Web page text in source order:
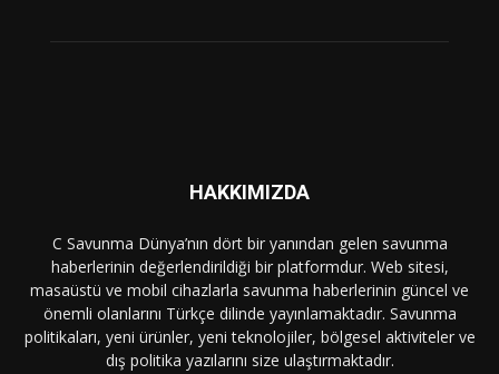
HAKKIMIZDA
C Savunma Dünya’nın dört bir yanından gelen savunma
haberlerinin değerlendirildiği bir platformdur. Web sitesi,
masaüstü ve mobil cihazlarla savunma haberlerinin güncel ve
önemli olanlarını Türkçe dilinde yayınlamaktadır. Savunma
politikaları, yeni ürünler, yeni teknolojiler, bölgesel aktiviteler ve
dış politika yazılarını size ulaştırmaktadır.